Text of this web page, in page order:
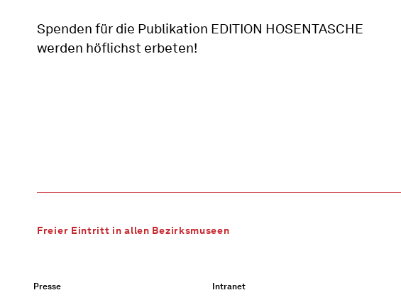
Spenden für die Publikation EDITION HOSENTASCHE
werden höflichst erbeten!
Freier Eintritt in allen Bezirksmuseen
Presse Intranet